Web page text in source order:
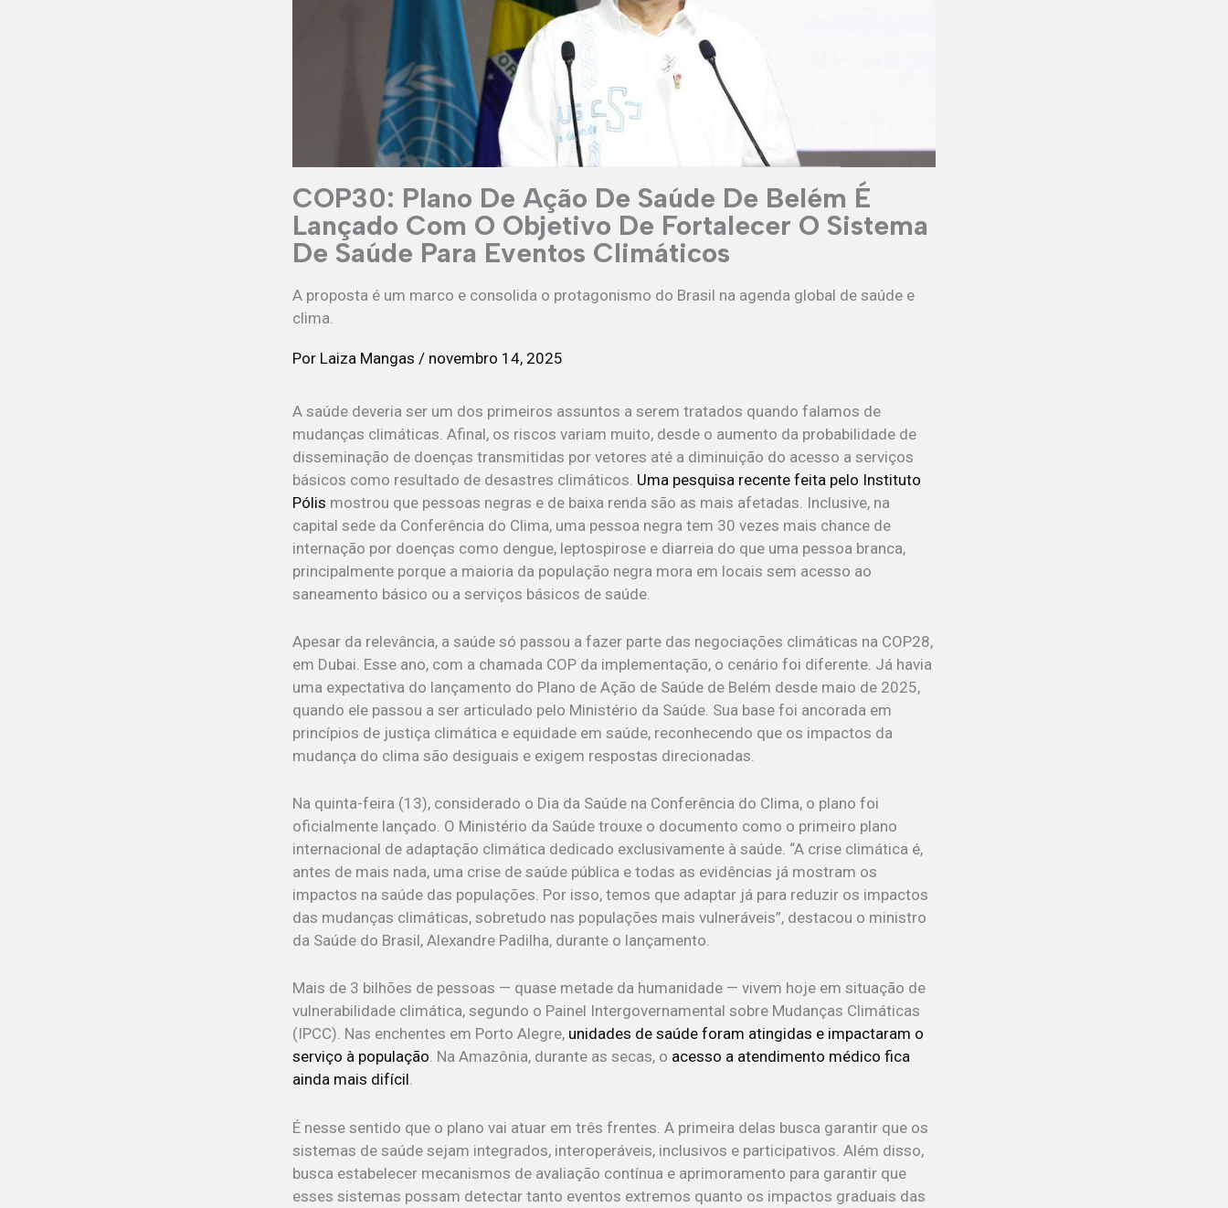
COP30: Plano De Ação De Saúde De Belém É
Lançado Com O Objetivo De Fortalecer O Sistema
De Saúde Para Eventos Climáticos
A proposta é um marco e consolida o protagonismo do Brasil na agenda global de saúde e
clima.
Por Laiza Mangas / novembro 14, 2025
A saúde deveria ser um dos primeiros assuntos a serem tratados quando falamos de
mudanças climáticas. Afinal, os riscos variam muito, desde o aumento da probabilidade de
disseminação de doenças transmitidas por vetores até a diminuição do acesso a serviços
básicos como resultado de desastres climáticos. Uma pesquisa recente feita pelo Instituto
Pólis mostrou que pessoas negras e de baixa renda são as mais afetadas. Inclusive, na
capital sede da Conferência do Clima, uma pessoa negra tem 30 vezes mais chance de
internação por doenças como dengue, leptospirose e diarreia do que uma pessoa branca,
principalmente porque a maioria da população negra mora em locais sem acesso ao
saneamento básico ou a serviços básicos de saúde.
Apesar da relevância, a saúde só passou a fazer parte das negociações climáticas na COP28,
em Dubai. Esse ano, com a chamada COP da implementação, o cenário foi diferente. Já havia
uma expectativa do lançamento do Plano de Ação de Saúde de Belém desde maio de 2025,
quando ele passou a ser articulado pelo Ministério da Saúde. Sua base foi ancorada em
princípios de justiça climática e equidade em saúde, reconhecendo que os impactos da
mudança do clima são desiguais e exigem respostas direcionadas.
Na quinta-feira (13), considerado o Dia da Saúde na Conferência do Clima, o plano foi
oficialmente lançado. O Ministério da Saúde trouxe o documento como o primeiro plano
internacional de adaptação climática dedicado exclusivamente à saúde. “A crise climática é,
antes de mais nada, uma crise de saúde pública e todas as evidências já mostram os
impactos na saúde das populações. Por isso, temos que adaptar já para reduzir os impactos
das mudanças climáticas, sobretudo nas populações mais vulneráveis”, destacou o ministro
da Saúde do Brasil, Alexandre Padilha, durante o lançamento.
Mais de 3 bilhões de pessoas — quase metade da humanidade — vivem hoje em situação de
vulnerabilidade climática, segundo o Painel Intergovernamental sobre Mudanças Climáticas
(IPCC). Nas enchentes em Porto Alegre, unidades de saúde foram atingidas e impactaram o
serviço à população. Na Amazônia, durante as secas, o acesso a atendimento médico fica
ainda mais difícil.
É nesse sentido que o plano vai atuar em três frentes. A primeira delas busca garantir que os
sistemas de saúde sejam integrados, interoperáveis, inclusivos e participativos. Além disso,
busca estabelecer mecanismos de avaliação contínua e aprimoramento para garantir que
esses sistemas possam detectar tanto eventos extremos quanto os impactos graduais das